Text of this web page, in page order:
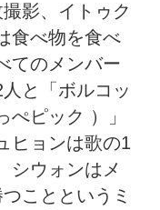
影、イトゥク
食べ物を食べ
てのメンバー
と「ボルコッ
ぺピック ）」
ヒョンは歌の1
シウォンはメ
ことというミ